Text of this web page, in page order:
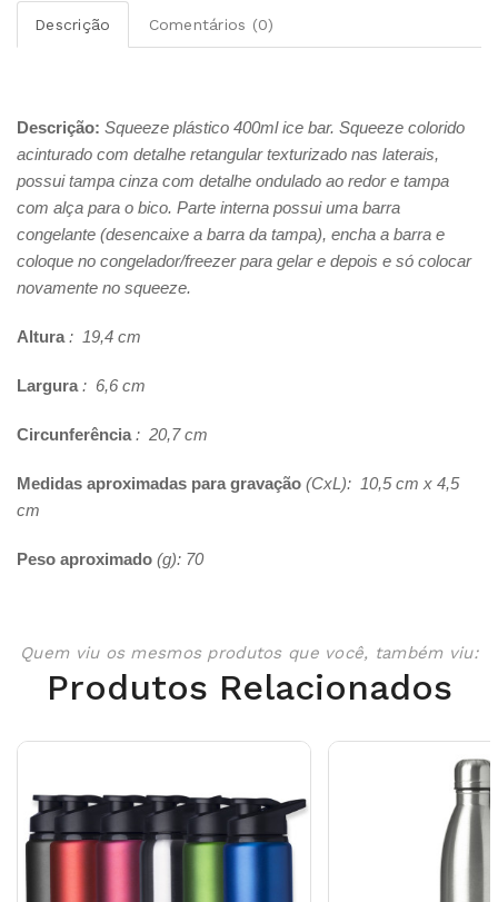
Descrição Comentários (0)
Descrição: Squeeze plástico 400ml ice bar. Squeeze colorido
acinturado com detalhe retangular texturizado nas laterais,
possui tampa cinza com detalhe ondulado ao redor e tampa
com alça para o bico. Parte interna possui uma barra
congelante (desencaixe a barra da tampa), encha a barra e
coloque no congelador/freezer para gelar e depois e só colocar
novamente no squeeze.
Altura : 19,4 cm
Largura : 6,6 cm
Circunferência : 20,7 cm
Medidas aproximadas para gravação (CxL): 10,5 cm x 4,5
cm
Peso aproximado (g): 70
Quem viu os mesmos produtos que você, também viu:
Produtos Relacionados